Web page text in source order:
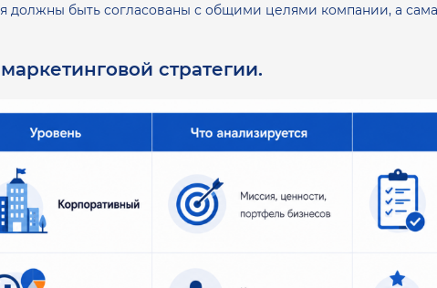
должны быть согласованы с общими целями компании, а сама
стратегии.